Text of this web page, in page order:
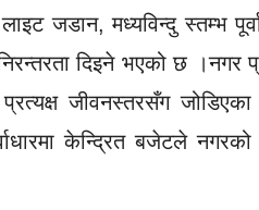
जडान, मध्यविन्दु स्तम्भ
दिइने भएको छ ।नगर
जीवनस्तरसँग
केन्द्रित बजेटले